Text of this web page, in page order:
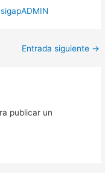
Entrada siguiente →
publicar un